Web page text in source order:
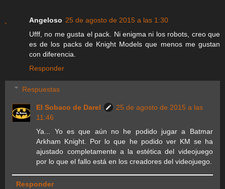
Angeloso 25 de agosto de 2015 a las 1:30
Ufff, no me gusta el pack. Ni enigma ni los robots, creo que
es de los packs de Knight Models que menos me gustan
con diferencia.
Responder
Respuestas
El Sobaco de Darel
25 de agosto de 2015 a las
11:46
Ya... Yo es que aún no he podido jugar a Batmar
Arkham Knight. Por lo que he podido ver KM se ha
ajustado completamente a la estética del videojuego
por lo que el fallo está en los creadores del videojuego.
Responder